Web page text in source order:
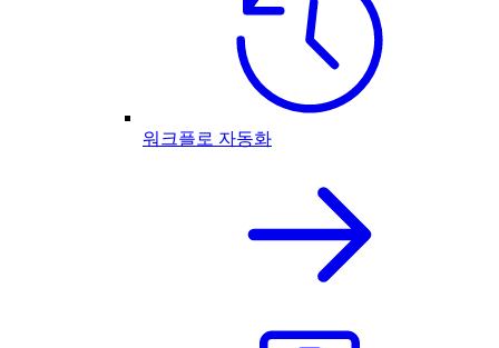
워크플로 자동화